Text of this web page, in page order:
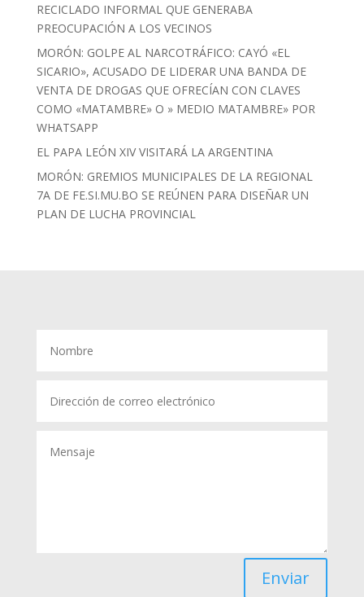
RECICLADO INFORMAL QUE GENERABA
PREOCUPACIÓN A LOS VECINOS
MORÓN: GOLPE AL NARCOTRÁFICO: CAYÓ «EL
SICARIO», ACUSADO DE LIDERAR UNA BANDA DE
VENTA DE DROGAS QUE OFRECÍAN CON CLAVES
COMO «MATAMBRE» O » MEDIO MATAMBRE» POR
WHATSAPP
EL PAPA LEÓN XIV VISITARÁ LA ARGENTINA
MORÓN: GREMIOS MUNICIPALES DE LA REGIONAL
7A DE FE.SI.MU.BO SE REÚNEN PARA DISEÑAR UN
PLAN DE LUCHA PROVINCIAL
Enviar